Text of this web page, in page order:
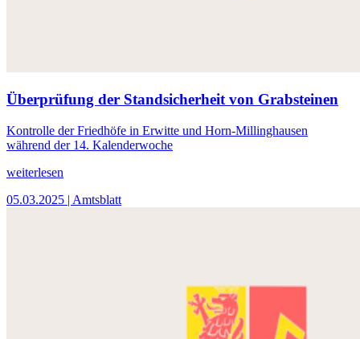
Überprüfung der Standsicherheit von Grabsteinen
Kontrolle der Friedhöfe in Erwitte und Horn-Millinghausen
während der 14. Kalenderwoche
weiterlesen
05.03.2025 | Amtsblatt